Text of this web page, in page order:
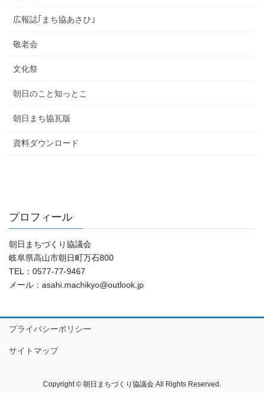
広報誌｢まち協あさひ｣
敬老会
文化祭
朝日のこと知っとこ
朝日まち協瓦版
資料ダウンロード
プロフィール
朝日まちづくり協議会
岐阜県高山市朝日町万石800
TEL：0577-77-9467
メール：asahi.machikyo@outlook.jp
プライバシーポリシー
サイトマップ
Copyright © 朝日まちづくり協議会 All Rights Reserved.